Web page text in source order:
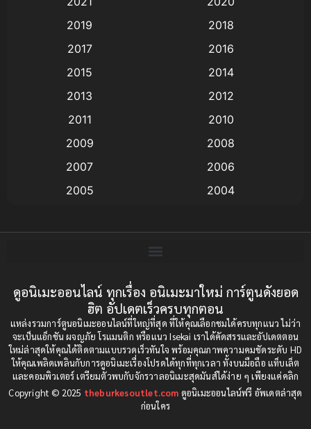
Animation อนิเมะ
Animation แอนิเมชัน
(9)
Big tits (นมใหญ่)
Bitch (ผู้หญิงร่าน)
Bondage (ทาส)(1)
boys love(1)
Censored (เซ็นเซอร์) (19)
Comedy (ตลก) (234)
2019
2018
2017
2016
2015
2014
2013
2012
2011
2010
2009
2008
2007
2006
2005
2004
1997
1996
1993
1992
1991
1990
1989
1988
1987
1985
ดูอนิเมะออนไลน์ ทุกเรื่อง อนิเมะมาใหม่ การ์ตูนดังยอด
ฮิต อัปเดตเร็วครบทุกตอน
แหล่งรวมการ์ตูนอนิเมะออนไลน์ที่ใหญ่ที่สุด ที่ให้คุณเลือกชมได้ครบทุกแนว ไม่ว่า
จะเป็นแอ็กชัน ผจญภัย โรแมนติก หรือแนว Isekai เราได้คัดสรรและอัปเดตตอน
ใหม่ล่าสุดให้คุณได้ติดตามแบบรวดเร็วทันใจ พร้อมคุณภาพความคมชัดระดับ HD
ให้คุณเพลิดเพลินกับการดูอนิเมะเรื่องโปรดได้ทุกที่ทุกเวลา ทั้งบนมือถือ แท็บเล็ต
และคอมพิวเตอร์ เตรียมตัวพบกับจักรวาลอนิเมะสุดมันส์ได้ง่าย ๆ เพียงแค่คลิก
Copyright © 2025 theburkesoutlet.com ดูอนิเมะออนไลน์ฟรี อัพเดตล่าสุด
ก่อนใคร